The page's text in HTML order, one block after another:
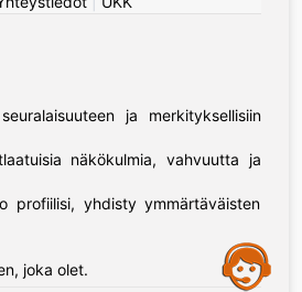
ja merkityksellisiin
näkökulmia, vahvuutta ja
profiilisi, yhdisty ymmärtäväisten
joka olet.